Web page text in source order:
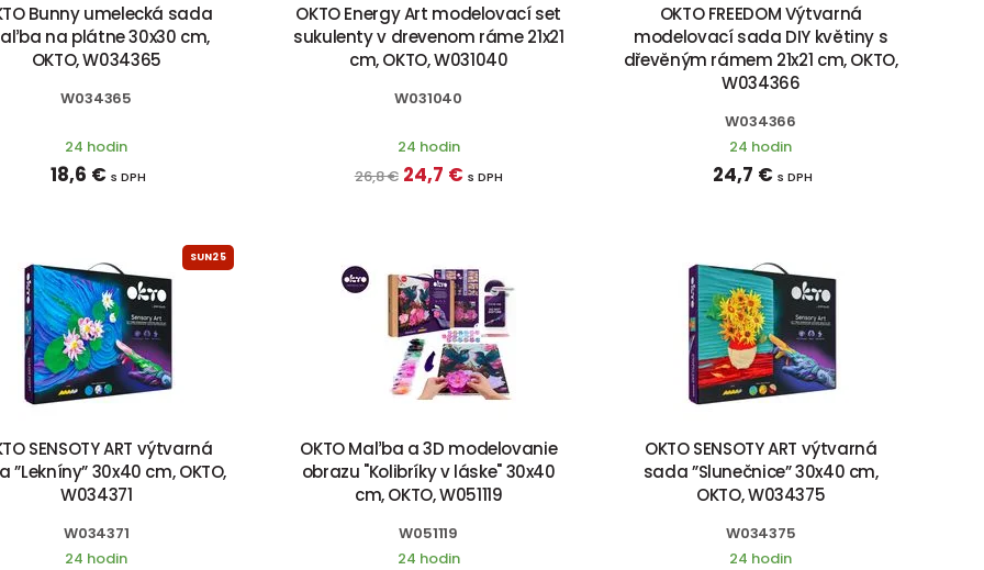
Bunny umelecká sada
na plátne 30x30 cm,
OKTO, W034365
W034365
24 hodin
18,6 € s DPH
OKTO Energy Art modelovací set
sukulenty v drevenom ráme 21x21
cm, OKTO, W031040
W031040
24 hodin
26,8 € 24,7 € s DPH
OKTO FREEDOM Výtvarná
modelovací sada DIY květiny s
dřevěným rámem 21x21 cm, OKTO,
W034366
W034366
24 hodin
24,7 € s DPH
SUN25
SENSOTY ART výtvarná
”Lekníny” 30x40 cm, OKTO,
W034371
W034371
24 hodin
OKTO Maľba a 3D modelovanie
obrazu "Kolibríky v láske" 30x40
cm, OKTO, W051119
W051119
24 hodin
OKTO SENSOTY ART výtvarná
sada ”Slunečnice” 30x40 cm,
OKTO, W034375
W034375
24 hodin